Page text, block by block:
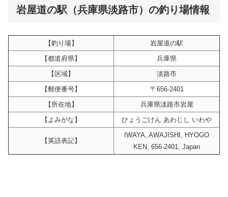
岩屋道の駅（兵庫県淡路市）の釣り場情報
【釣り場】
岩屋道の駅
【都道府県】
兵庫県
【区域】
淡路市
【郵便番号】
〒656-2401
【所在地】
兵庫県淡路市岩屋
【よみがな】
ひょうごけん あわじし いわや
【英語表記】
IWAYA, AWAJISHI, HYOGO
KEN, 656-2401, Japan